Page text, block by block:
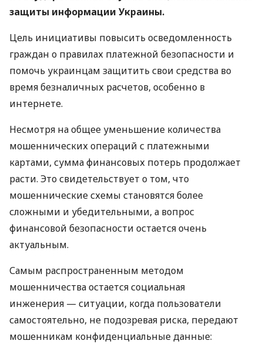
защиты информации Украины.
Цель инициативы повысить осведомленность
граждан о правилах платежной безопасности и
помочь украинцам защитить свои средства во
время безналичных расчетов, особенно в
интернете.
Несмотря на общее уменьшение количества
мошеннических операций с платежными
картами, сумма финансовых потерь продолжает
расти. Это свидетельствует о том, что
мошеннические схемы становятся более
сложными и убедительными, а вопрос
финансовой безопасности остается очень
актуальным.
Самым распространенным методом
мошенничества остается социальная
инженерия — ситуации, когда пользователи
самостоятельно, не подозревая риска, передают
мошенникам конфиденциальные данные: